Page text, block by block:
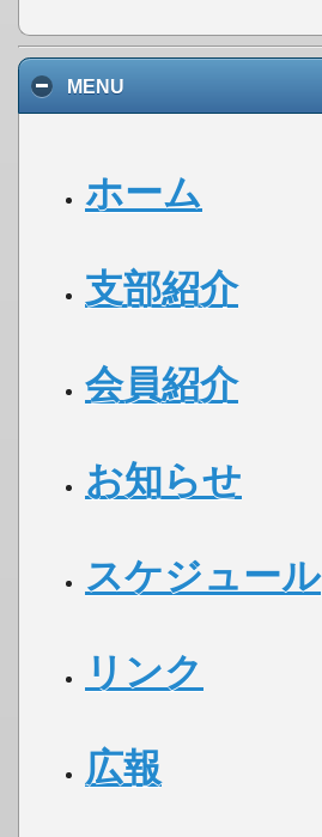
MENU
ホーム
支部紹介
会員紹介
お知らせ
スケジュール
リンク
広報